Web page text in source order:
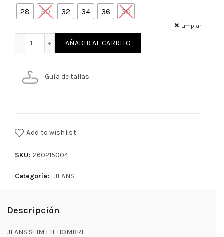
28 30 32 34 36 38
Limpiar
JEANS SLIM FIT HOMBRE cantidad
AÑADIR AL CARRITO
Guía de tallas
Add to wishlist
SKU: 260215004
Categoría: -JEANS-
Descripción
JEANS SLIM FIT HOMBRE